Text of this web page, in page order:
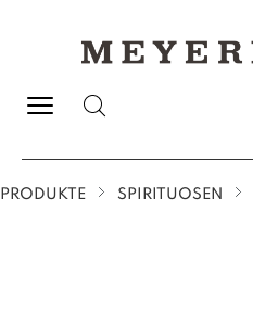
PRODUKTE SPIRITUOSEN